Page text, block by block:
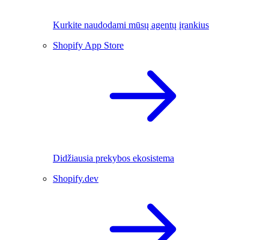
Kurkite naudodami mūsų agentų įrankius
Shopify App Store
Didžiausia prekybos ekosistema
Shopify.dev